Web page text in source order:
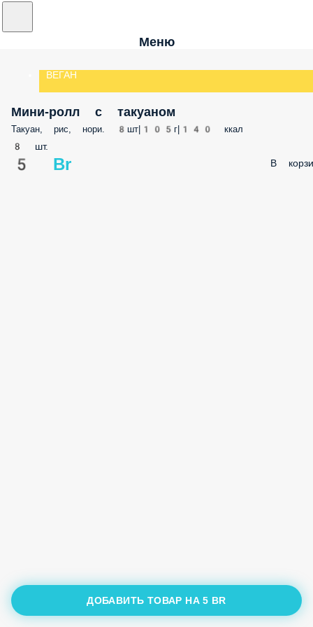
Меню
ВЕГАН
Мини-ролл с такуаном
Такуан, рис, нори. 8шт|105г|140 ккал
8 шт.
5 Br В
ДОБАВИТЬ ТОВАР НА5 BR